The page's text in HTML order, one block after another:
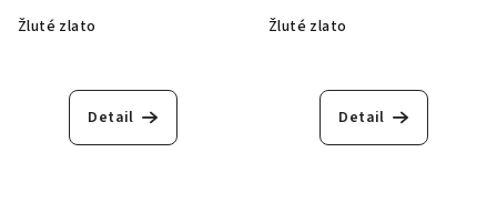
Žluté zlato
Detail
Žluté zlato
Detail